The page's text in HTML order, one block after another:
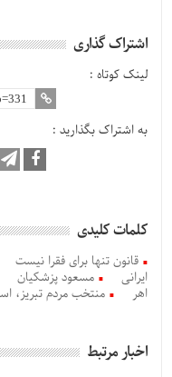
اشتراک گذاری
لینک کوتاه :
به اشتراک بگذارید :
کلمات کلیدی
قانون تنها برای فقرا نیست
ایرانی
مسعود پزشکیان
اهر
منتخب مردم تبریز،
اخبار مرتبط